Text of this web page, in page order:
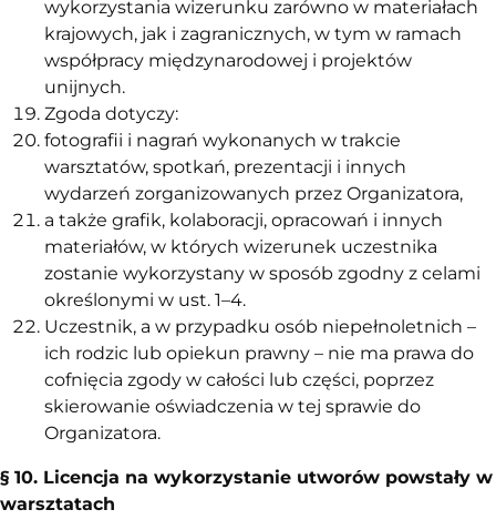
wykorzystania wizerunku zarówno w materiałach
krajowych, jak i zagranicznych, w tym w ramach
współpracy międzynarodowej i projektów
unijnych.
Zgoda dotyczy:
fotografii i nagrań wykonanych w trakcie
warsztatów, spotkań, prezentacji i innych
wydarzeń zorganizowanych przez Organizatora,
a także grafik, kolaboracji, opracowań i innych
materiałów, w których wizerunek uczestnika
zostanie wykorzystany w sposób zgodny z celami
określonymi w ust. 1–4.
Uczestnik, a w przypadku osób niepełnoletnich –
ich rodzic lub opiekun prawny – nie ma prawa do
cofnięcia zgody w całości lub części, poprzez
skierowanie oświadczenia w tej sprawie do
Organizatora.
§ 10. Licencja na wykorzystanie utworów powstały w
warsztatach